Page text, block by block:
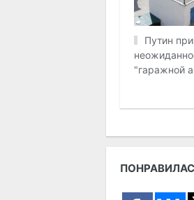
Путин
"гаражной